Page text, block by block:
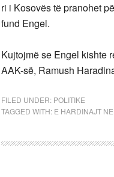
ri i Kosovës të pranohet
fund Engel.
Kujtojmë se Engel kishte
AAK-së, Ramush
FILED UNDER: POLITIKE
TAGGED WITH: E HARDINAJT